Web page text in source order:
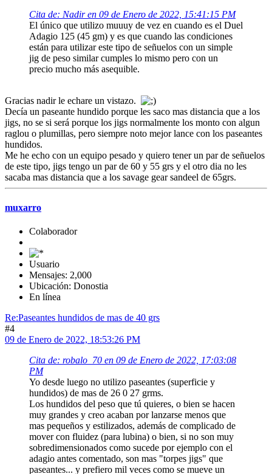
Cita de: Nadir en 09 de Enero de 2022, 15:41:15 PM
El único que utilizo muuuy de vez en cuando es el Duel
Adagio 125 (45 gm) y es que cuando las condiciones
están para utilizar este tipo de señuelos con un simple
jig de peso similar cumples lo mismo pero con un
precio mucho más asequible.
Gracias nadir le echare un vistazo.
Decía un paseante hundido porque les saco mas distancia que a los
jigs, no se si será porque los jigs normalmente los monto con algun
raglou o plumillas, pero siempre noto mejor lance con los paseantes
hundidos.
Me he echo con un equipo pesado y quiero tener un par de señuelos
de este tipo, jigs tengo un par de 60 y 55 grs y el otro dia no les
sacaba mas distancia que a los savage gear sandeel de 65grs.
muxarro
Colaborador
Usuario
Mensajes: 2,000
Ubicación: Donostia
En línea
Re:Paseantes hundidos de mas de 40 grs
#4
09 de Enero de 2022, 18:53:26 PM
Cita de: robalo_70 en 09 de Enero de 2022, 17:03:08
PM
Yo desde luego no utilizo paseantes (superficie y
hundidos) de mas de 26 0 27 grms.
Los hundidos del peso que tú quieres, o bien se hacen
muy grandes y creo acaban por lanzarse menos que
mas pequeños y estilizados, además de complicado de
mover con fluidez (para lubina) o bien, si no son muy
sobredimensionados como sucede por ejemplo con el
adagio antes comentado, son mas "torpes jigs" que
paseantes... y prefiero mil veces como se mueve un